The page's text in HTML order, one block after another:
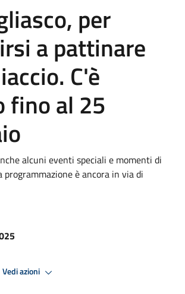
per
a pattinare
C'è
fino al 25
alcuni eventi speciali e momenti di
è ancora in via di
Vedi azioni